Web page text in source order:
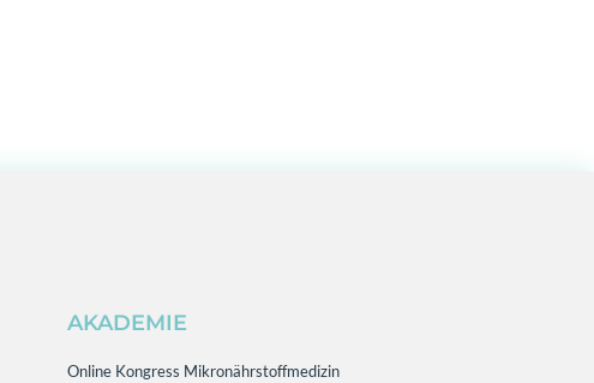
AKADEMIE
Online Kongress Mikronährstoffmedizin